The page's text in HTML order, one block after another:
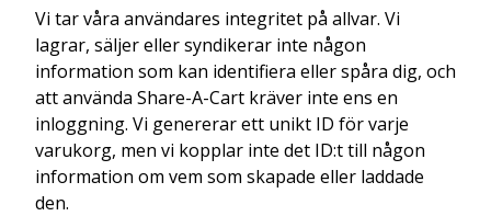
Vi tar våra användares integritet på allvar. Vi
lagrar, säljer eller syndikerar inte någon
information som kan identifiera eller spåra dig, och
att använda Share-A-Cart kräver inte ens en
inloggning. Vi genererar ett unikt ID för varje
varukorg, men vi kopplar inte det ID:t till någon
information om vem som skapade eller laddade
den.